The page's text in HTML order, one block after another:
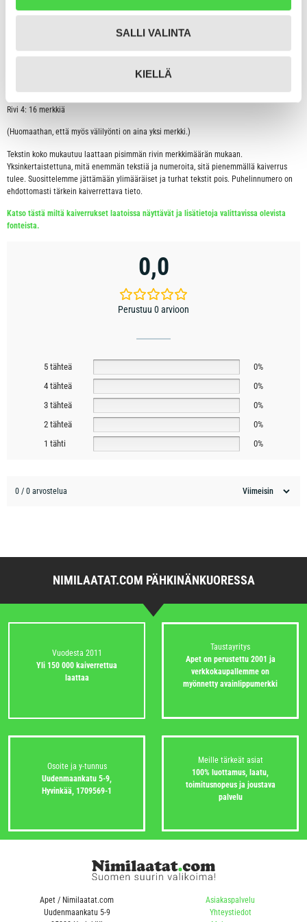
SALLI VALINTA
KIELLÄ
0,0
Perustuu 0 arvioon
5 tähteä
0%
4 tähteä
0%
3 tähteä
0%
2 tähteä
0%
1 tähti
0%
0 / 0 arvostelua
Kaiverrus tulee laattaan aina keskitetysti keskelle laattaa. Rivitämme toivotun
kaiverruksen aina mahdollisimman tyylikkääksi ja luettavaksi.
Tähän tuotteeseen on mahdollista kaivertaa taustapuolelle seuraavasti:
Rivi 4: 16 merkkiä
(Huomaathan, että myös välilyönti on aina yksi merkki.)
Tekstin koko mukautuu laattaan pisimmän rivin merkkimäärän mukaan.
Yksinkertaistettuna, mitä enemmän tekstiä ja numeroita, sitä pienemmällä kaiverrus
tulee. Suosittelemme jättämään ylimääräiset ja turhat tekstit pois. Puhelinnumero on
ehdottomasti tärkein kaiverrettava tieto.
Katso tästä miltä kaiverrukset laatoissa näyttävät ja lisätietoja valittavissa olevista
fonteista.
NIMILAATAT.COM PÄHKINÄNKUORESSA
Vuodesta 2011
Yli 150 000 kaiverrettua
laattaa
Taustayritys
Apet on perustettu 2001 ja
verkkokaupallemme on
myönnetty avainlippumerkki
Osoite ja y-tunnus
Uudenmaankatu 5-9,
Hyvinkää, 1709569-1
Meille tärkeät asiat
100% luottamus, laatu,
toimitusnopeus ja joustava
palvelu
Apet / Nimilaatat.com
Uudenmaankatu 5-9
Asiakaspalvelu
Yhteystiedot